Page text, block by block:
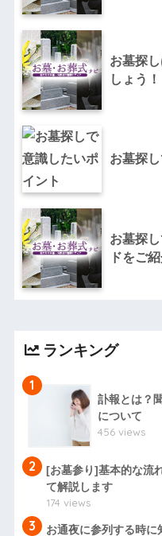
お墓探
しょう！
お墓探
お墓探
ドをご
ランキング
1
訃報とは？
について
456 views
2
[お墓参り]基本的な流
て解説します
174 views
3 お通夜に参列する時